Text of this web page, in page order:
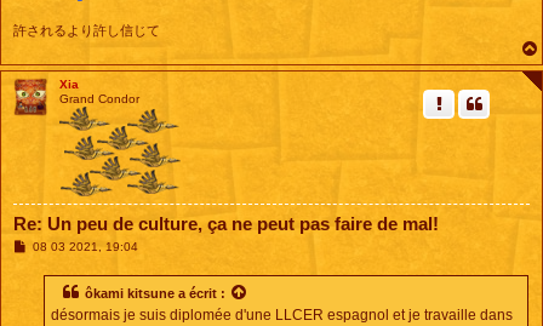
許されるより許し信じて
Xia
Grand Condor
Re: Un peu de culture, ça ne peut pas faire de mal!
M08 03 2021, 19:04
ôkami kitsune a écrit :
désormais je suis diplomée d'une LLCER espagnol et je travaille dans